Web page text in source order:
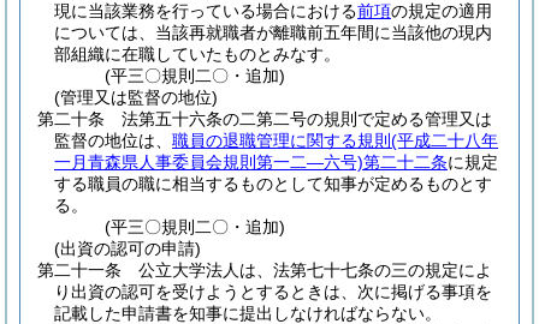
現に当該業務を行っている場合における前項の規定の適用
については、当該再就職者が離職前五年間に当該他の現内
部組織に在職していたものとみなす。
(平三〇規則二〇・追加)
(管理又は監督の地位)
第二十条
法第五十六条の二第二号の規則で定める管理又は
監督の地位は、 職員の退職管理に関する規則 (平成二十八年
一月青森県人事委員会規則第一二―六号)第二十二条に規定
する職員の職に相当するものとして知事が定めるものとす
る。
(平三〇規則二〇・追加)
(出資の認可の申請)
第二十一条
公立大学法人は、法第七十七条の三の規定によ
り出資の認可を受けようとするときは、次に掲げる事項を
記載した申請書を知事に提出しなければならない。